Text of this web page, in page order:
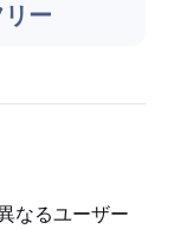
ー
なるユーザー